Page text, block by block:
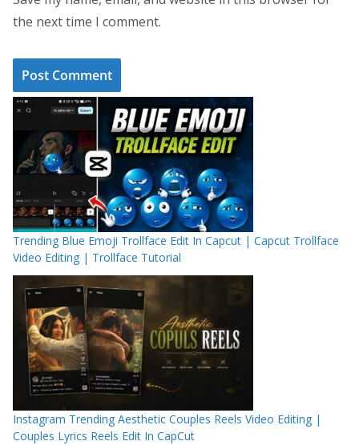
the next time I comment.
Trending Blue Emoji Trollface Edit In Capcut | Capcut Trollface
Video Editing | Trollface Tutorial
Instagram Trending Aesthetic Couples Reels Video Editing |
Couples Lyrics Reels Edit In CapCut